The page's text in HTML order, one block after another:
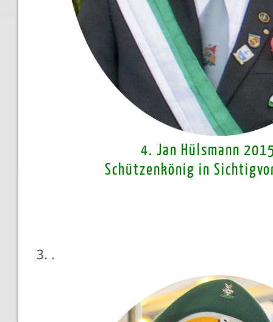
4. Jan Hülsmann
Schützenkönig in
3. .